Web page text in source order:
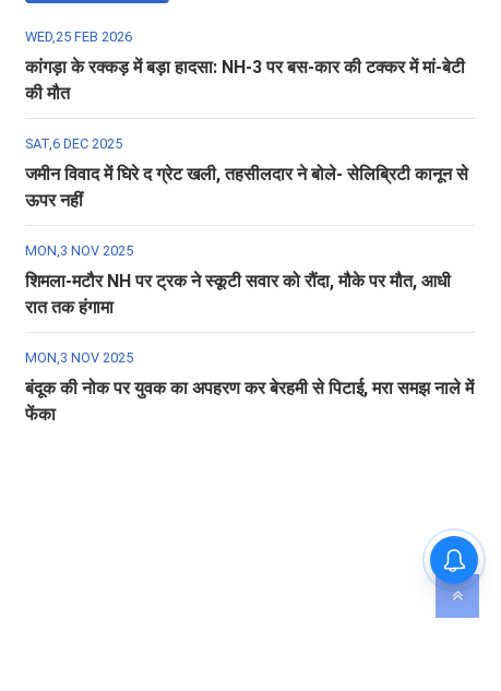
WED,25 FEB 2026
कांगड़ा के रक्कड़ में बड़ा हादसा: NH-3 पर बस-कार की टक्कर में मां-बेटी
की मौत
SAT,6 DEC 2025
जमीन विवाद में घिरे द ग्रेट खली, तहसीलदार ने बोले- सेलिब्रिटी कानून से
ऊपर नहीं
MON,3 NOV 2025
शिमला-मटौर NH पर ट्रक ने स्कूटी सवार को रौंदा, मौके पर मौत, आधी
रात तक हंगामा
MON,3 NOV 2025
बंदूक की नोक पर युवक का अपहरण कर बेरहमी से पिटाई, मरा समझ नाले में
फेंका